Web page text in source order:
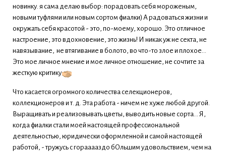
новинку. я сама делаю выбор: порадовать себя мороженым,
новыми туфлями или новым сортом фиалки) А радоваться жизни и
окружать себя красотой - это, по-моему, хорошо. Это отличное
настроение, это вдохновение, это жизнь! И никак уж не секта, не
навязывание, не втягивание в болото, во что-то злое и плохое...
Это мое личное мнение и мое личное отношение, не сочтите за
жесткую критику
Что касается огромного количества селекционеров,
коллекционеров и т. д. Эта работа - ничем не хуже любой другой.
Выращивать и реализовывать цветы, выводить новые сорта... Я,
когда фиалки стали моей настоящей профессиональной
деятельностью, юридически оформленной и самой настоящей
работой, - тружусь с горааааздо бОльшим удовольствием, чем на